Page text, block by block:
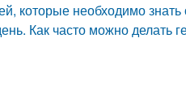
которые необходимо
Как часто можно делать